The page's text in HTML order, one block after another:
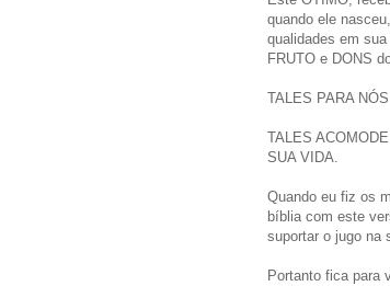
quando ele
qualidades em
FRUTO e DONS
TALES PARA
TALES
SUA VIDA.
Quando eu fiz os
bíblia com este
suportar o jugo na
Portanto fica para